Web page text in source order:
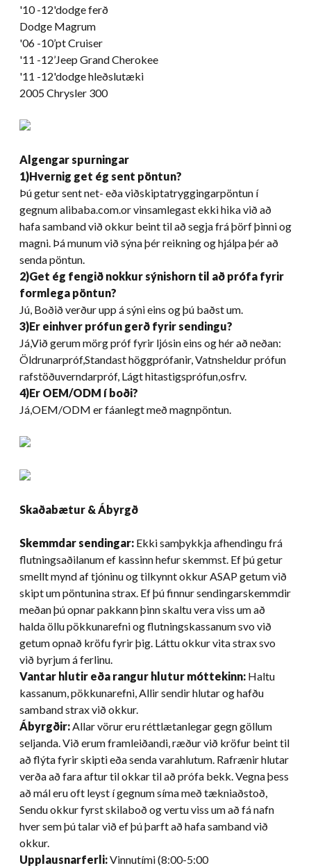
'10 -12'dodge ferð
Dodge Magrum
'06 -10’pt Cruiser
'11 -12’Jeep Grand Cherokee
'11 -12'dodge hleðslutæki
2005 Chrysler 300
Algengar spurningar
1)Hvernig get ég sent pöntun?
Þú getur sent net- eða viðskiptatryggingarpöntun í
gegnum alibaba.com.or vinsamlegast ekki hika við að
hafa samband við okkur beint til að segja frá þörf þinni og
magni. Þá munum við sýna þér reikning og hjálpa þér að
senda pöntun.
2)Get ég fengið nokkur sýnishorn til að prófa fyrir
formlega pöntun?
Jú, Boðið verður upp á sýni eins og þú baðst um.
3)Er einhver prófun gerð fyrir sendingu?
Já,Við gerum mörg próf fyrir ljósin eins og hér að neðan:
Öldrunarpróf,Standast höggprófanir, Vatnsheldur prófun
rafstöðuverndarpróf, Lágt hitastigsprófun,osfrv.
4)Er OEM/ODM í boði?
Já,OEM/ODM er fáanlegt með magnpöntun.
Skaðabætur & Ábyrgð
Skemmdar sendingar: Ekki samþykkja afhendingu frá
flutningsaðilanum ef kassinn hefur skemmst. Ef þú getur
smellt mynd af tjóninu og tilkynnt okkur ASAP getum við
skipt um pöntunina strax. Ef þú finnur sendingarskemmdir
meðan þú opnar pakkann þinn skaltu vera viss um að
halda öllu pökkunarefni og flutningskassanum svo við
getum opnað kröfu fyrir þig. Láttu okkur vita strax svo
við byrjum á ferlinu.
Vantar hlutir eða rangur hlutur móttekinn: Haltu
kassanum, pökkunarefni, Allir sendir hlutar og hafðu
samband strax við okkur.
Ábyrgðir: Allar vörur eru réttlætanlegar gegn göllum
seljanda. Við erum framleiðandi, ræður við kröfur beint til
að flýta fyrir skipti eða senda varahlutum. Rafrænir hlutar
verða að fara aftur til okkar til að prófa bekk. Vegna þess
að mál eru oft leyst í gegnum síma með tækniaðstoð,
Sendu okkur fyrst skilaboð og vertu viss um að fá nafn
hver sem þú talar við ef þú þarft að hafa samband við
okkur.
Upplausnarferli:Vinnutími (8:00-5:00